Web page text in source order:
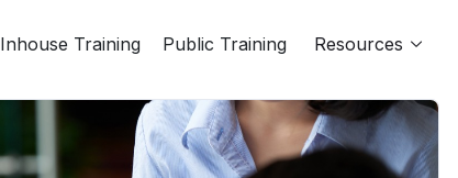
Inhouse Training Public Training Resources